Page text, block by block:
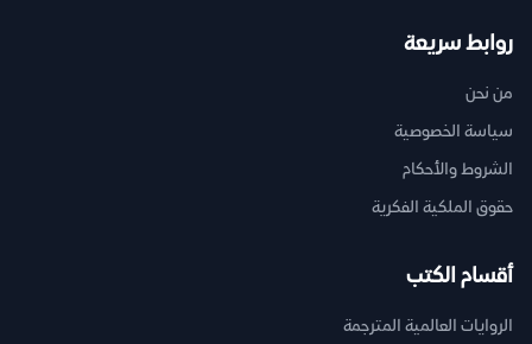
روابط سريعة
من نحن
سياسة الخصوصية
الشروط والأحكام
حقوق الملكية الفكرية
أقسام الكتب
الروايات العالمية المترجمة